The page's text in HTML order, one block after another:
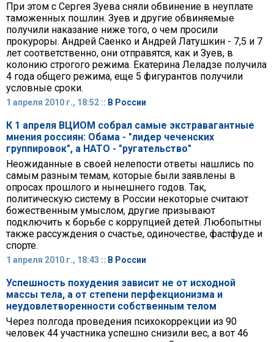
При этом с Сергея Зуева сняли обвинение в неуплате
таможенных пошлин. Зуев и другие обвиняемые
получили наказание ниже того, о чем просили
прокуроры. Андрей Саенко и Андрей Латушкин - 7,5 и 7
лет соответственно, они отправятся, как и Зуев, в
колонию строгого режима. Екатерина Леладзе получила
4 года общего режима, еще 5 фигурантов получили
условные сроки.
1 апреля 2010 г., 18:52 :: В России
К 1 апреля ВЦИОМ собрал самые экстравагантные
мнения россиян: Обама - "лидер чеченских
группировок", а НАТО - "ругательство"
Неожиданные в своей нелепости ответы нашлись по
самым разным темам, которые были заявлены в
опросах прошлого и нынешнего годов. Так,
политическую систему в России некоторые считают
божественным умыслом, другие призывают
подключить к борьбе с коррупцией детей. Любопытны
также рассуждения о счастье, одиночестве, фастфуде и
спорте.
1 апреля 2010 г., 18:43 :: В России
Успешность похудения зависит не от исходной
массы тела, а от степени перфекционизма и
неудовлетворенности собственным телом
Через полгода проведения психокоррекции из 90
человек 44 участника успешно снизили вес, а вот 46